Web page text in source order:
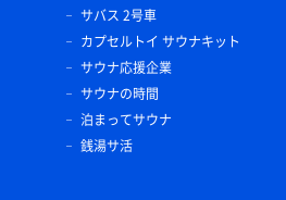
サバス 2号車
カプセルトイ サウナキット
サウナ応援企業
サウナの時間
泊まってサウナ
銭湯サ活